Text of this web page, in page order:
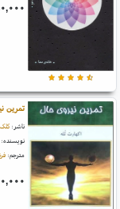
تمرین
ناشر: کلک
نویسنده:
مترجم: